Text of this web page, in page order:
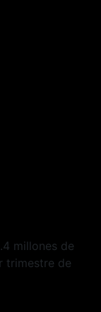
millones de
trimestre de